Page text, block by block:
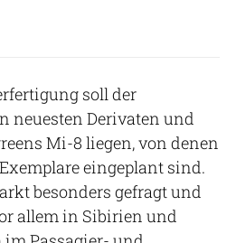
soll der
neuesten Derivaten und
Mi-8 liegen, von denen
eingeplant sind.
besonders gefragt und
allem in Sibirien und